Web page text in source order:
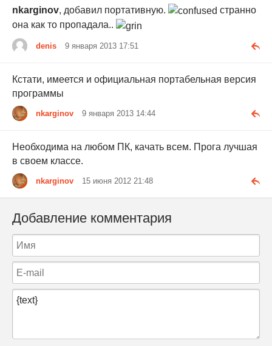
nkarginov, добавил портативную.
странно
она как то пропадала..
denis 9 января 2013 17:51
Кстати, имеется и официальная портабельная версия
программы
nkarginov 9 января 2013 14:44
Необходима на любом ПК, качать всем. Прога лучшая
в своем классе.
nkarginov 15 июня 2012 21:48
Добавление комментария